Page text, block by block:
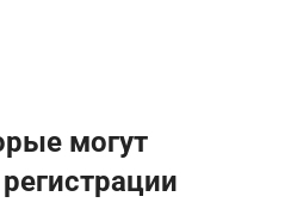
могут